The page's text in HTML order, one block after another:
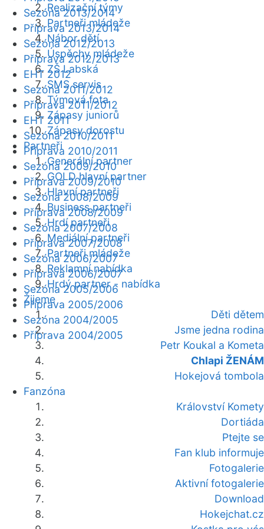
Realizační týmy
Partneři mládeže
Nábor dětí
Úspěchy mládeže
ZŠ Labská
SMS servis
Týmová fota
Zápasy juniorů
Zápasy dorostu
Partneři
Generální partner
GOLD hlavní partner
Hlavní partneři
Business partneři
Hrdí partneři
Mediální partneři
Partneři mládeže
Reklamní nabídka
Hrdý partner - nabídka
Žijeme
Děti dětem
Jsme jedna rodina
Petr Koukal a Kometa
Chlapi ŽENÁM
Hokejová tombola
Fanzóna
Království Komety
Dortiáda
Ptejte se
Fan klub informuje
Fotogalerie
Aktivní fotogalerie
Download
Hokejchat.cz
Sezóna 2013/2014
Příprava 2013/2014
Sezóna 2012/2013
Příprava 2012/2013
EHT 2012
Sezóna 2011/2012
Příprava 2011/2012
EHT 2011
Sezóna 2010/2011
Příprava 2010/2011
Sezóna 2009/2010
Příprava 2009/2010
Sezóna 2008/2009
Příprava 2008/2009
Sezóna 2007/2008
Příprava 2007/2008
Sezóna 2006/2007
Příprava 2006/2007
Sezóna 2005/2006
Příprava 2005/2006
Sezóna 2004/2005
Příprava 2004/2005